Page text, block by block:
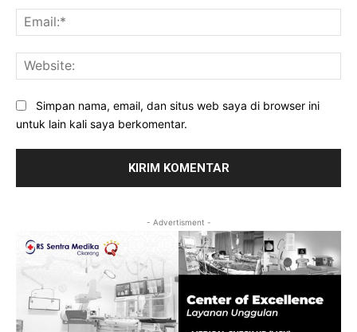
Simpan nama, email, dan situs web saya di browser ini
untuk lain kali saya berkomentar.
- Advertisment -